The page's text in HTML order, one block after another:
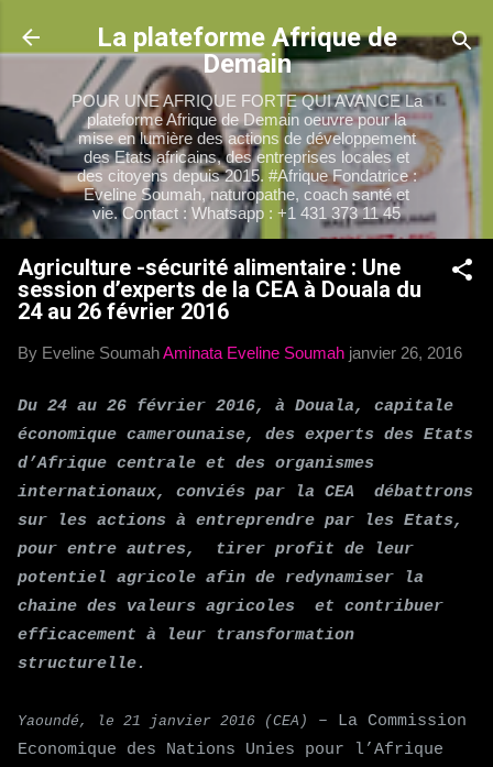
Accéder au contenu principal
La plateforme Afrique de
Demain
POUR UNE AFRIQUE FORTE QUI AVANCE La
plateforme Afrique de Demain oeuvre pour la
mise en lumière des actions de développement
des Etats africains, des entreprises locales et
des citoyens depuis 2015. #Afrique Fondatrice :
Eveline Soumah, naturopathe, coach santé et
vie. Contact : Whatsapp : +1 431 373 11 45
Agriculture -sécurité alimentaire : Une
session d’experts de la CEA à Douala du
24 au 26 février 2016
By Eveline SoumahAminata Eveline Soumah janvier 26, 2016
Du 24 au 26 février 2016, à Douala, capitale
économique camerounaise, des experts des Etats
d’Afrique centrale et des organismes
internationaux, conviés par la CEA débattrons
sur les actions à entreprendre par les Etats,
pour entre autres, tirer profit de leur
potentiel agricole afin de redynamiser la
chaine des valeurs agricoles et contribuer
efficacement à leur transformation
structurelle.
Yaoundé, le 21 janvier 2016 (CEA)
– La Commission
Economique des Nations Unies pour l’Afrique